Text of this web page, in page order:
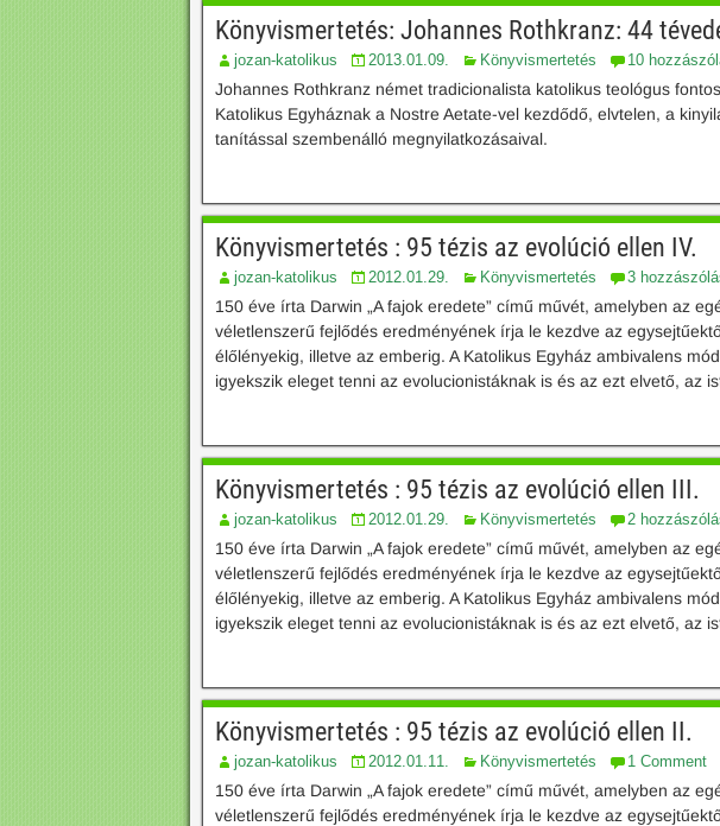
Könyvismertetés: Johannes Rothkranz: 44
jozan-katolikus 2013.01.09. Könyvismertetés 10
Johannes Rothkranz német tradicionalista katolikus teológus
Katolikus Egyháznak a Nostre Aetate-vel kezdődő, elvtelen, a
tanítással szembenálló megnyilatkozásaival.
Könyvismertetés : 95 tézis az evolúció ellen IV.
jozan-katolikus 2012.01.29. Könyvismertetés 3
150 éve írta Darwin „A fajok eredete” című művét, amelyben az
véletlenszerű fejlődés eredményének írja le kezdve az
élőlényekig, illetve az emberig. A Katolikus Egyház ambivalens
igyekszik eleget tenni az evolucionistáknak is és az ezt elvető, az
Könyvismertetés : 95 tézis az evolúció ellen III.
jozan-katolikus 2012.01.29. Könyvismertetés 2
150 éve írta Darwin „A fajok eredete” című művét, amelyben az
véletlenszerű fejlődés eredményének írja le kezdve az
élőlényekig, illetve az emberig. A Katolikus Egyház ambivalens
igyekszik eleget tenni az evolucionistáknak is és az ezt elvető, az
Könyvismertetés : 95 tézis az evolúció ellen II.
jozan-katolikus 2012.01.11. Könyvismertetés 1 Comment
150 éve írta Darwin „A fajok eredete” című művét, amelyben az
véletlenszerű fejlődés eredményének írja le kezdve az